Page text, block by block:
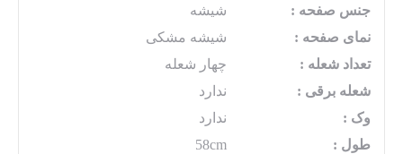
جنس صفحه :
شیشه
نمای صفحه :
شیشه مشکی
تعداد شعله :
چهار شعله
شعله برقی :
ندارد
وک :
ندارد
طول :
58cm